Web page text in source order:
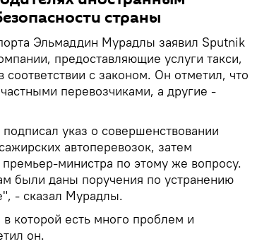
страны
Эльмаддин Мурадлы заявил Sputnik
предоставляющие услуги такси,
с законом. Он отметил, что
перевозчиками, а другие -
указ о совершенствовании
автоперевозок, затем
министра по этому же вопросу.
были даны поручения по устранению
- сказал Мурадлы.
которой есть много проблем и
он.